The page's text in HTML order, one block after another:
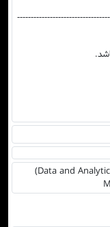
(Data and